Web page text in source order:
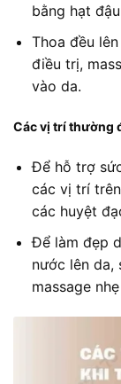
bằng hạt
Thoa đều
điều trị,
vào da.
Các vị trí thường
Để hỗ trợ
các vị trí
các huyệt
Để làm đẹp
nước lên da,
massage